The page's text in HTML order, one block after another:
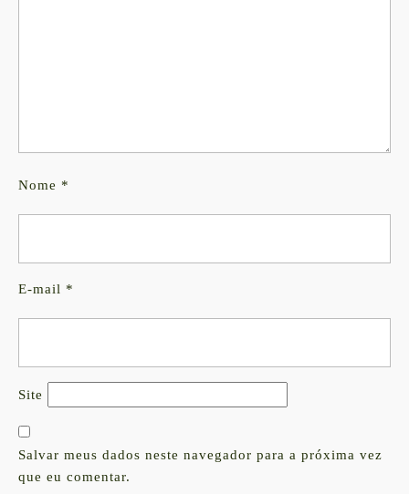
Nome *
E-mail *
Site
Salvar meus dados neste navegador para a próxima vez
que eu comentar.